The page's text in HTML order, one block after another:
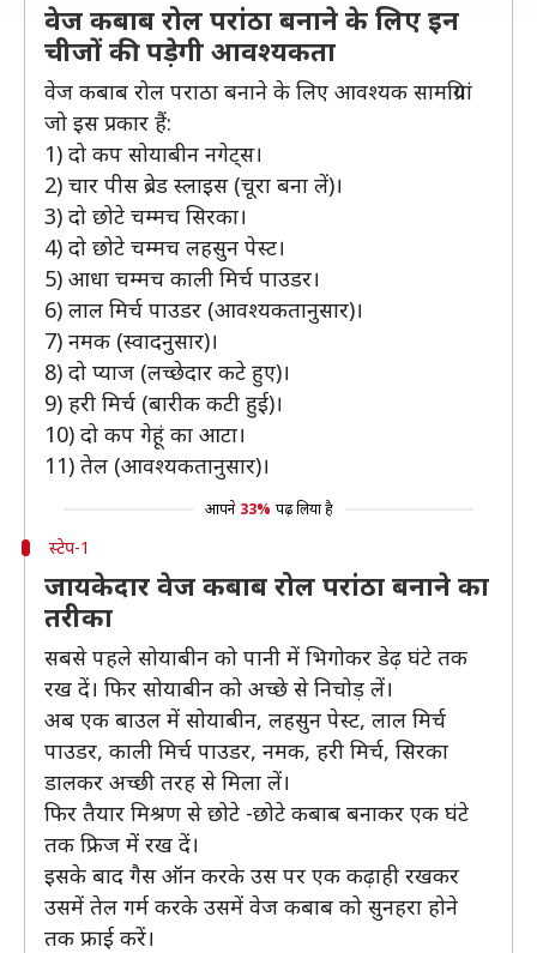
वेज कबाब रोल परांठा बनाने के लिए इन
चीजों की पड़ेगी आवश्यकता
वेज कबाब रोल पराठा बनाने के लिए आवश्यक सामग्रियां
जो इस प्रकार हैं:
1) दो कप सोयाबीन नगेट्स।
2) चार पीस ब्रेड स्लाइस (चूरा बना लें)।
3) दो छोटे चम्मच सिरका।
4) दो छोटे चम्मच लहसुन पेस्ट।
5) आधा चम्मच काली मिर्च पाउडर।
6) लाल मिर्च पाउडर (आवश्यकतानुसार)।
7) नमक (स्वादनुसार)।
8) दो प्याज (लच्छेदार कटे हुए)।
9) हरी मिर्च (बारीक कटी हुई)।
10) दो कप गेहूं का आटा।
11) तेल (आवश्यकतानुसार)।
आपने 33% पढ़ लिया है
स्टेप-1
जायकेदार वेज कबाब रोल परांठा बनाने का
तरीका
सबसे पहले सोयाबीन को पानी में भिगोकर डेढ़ घंटे तक
रख दें। फिर सोयाबीन को अच्छे से निचोड़ लें।
अब एक बाउल में सोयाबीन, लहसुन पेस्ट, लाल मिर्च
पाउडर, काली मिर्च पाउडर, नमक, हरी मिर्च, सिरका
डालकर अच्छी तरह से मिला लें।
फिर तैयार मिश्रण से छोटे -छोटे कबाब बनाकर एक घंटे
तक फ्रिज में रख दें।
इसके बाद गैस ऑन करके उस पर एक कढ़ाही रखकर
उसमें तेल गर्म करके उसमें वेज कबाब को सुनहरा होने
तक फ्राई करें।